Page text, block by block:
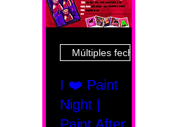
Múltiples fechas
I ❤️ Paint
Night |